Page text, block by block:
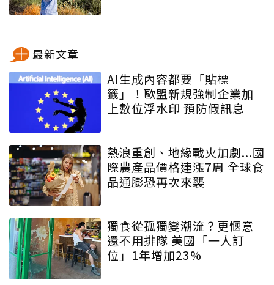
最新文章
AI生成內容都要「貼標
籤」！歐盟新規強制企業加
上數位浮水印 預防假訊息
熱浪重創、地緣戰火加劇...國
際農產品價格連漲7周 全球食
品通膨恐再次來襲
獨食從孤獨變潮流？更愜意
還不用排隊 美國「一人訂
位」1年增加23%